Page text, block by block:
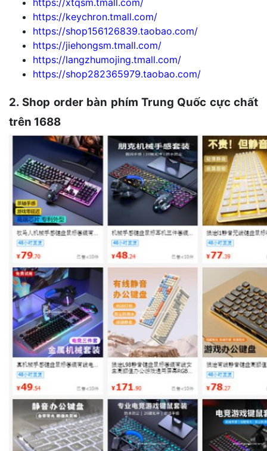
https://keychron.tmall.com/
https://shop156126839.taobao.com/
https://jiehongsm.tmall.com/
https://langzhumojing.tmall.com/
https://shop282365979.taobao.com/
2. Shop order bàn phím Trung Quốc cực chất
trên 1688